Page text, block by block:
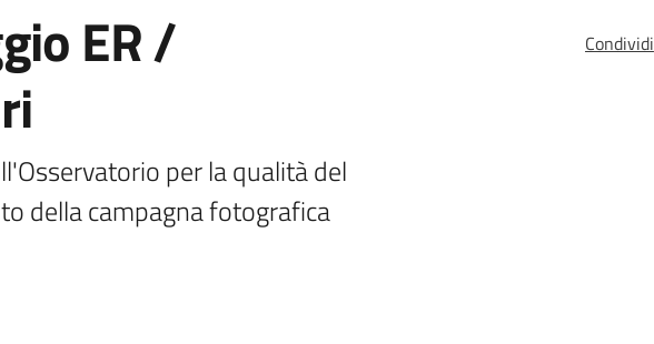
ER /
per la qualità del
della campagna fotografica
Condividi